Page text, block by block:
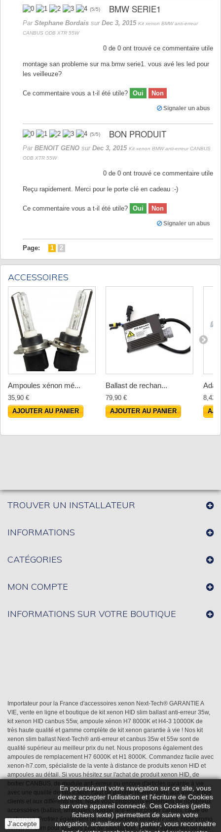
J'accepte
En poursuivant votre navigation sur ce site, vous
devez accepter l’utilisation et l'écriture de Cookies
sur votre appareil connecté. Ces Cookies (petits
fichiers texte) permettent de suivre votre
navigation, actualiser votre panier, vous reconnaitre
(5/5) BMW SERIE1
Par Stephane Bordais sur Dec 3, 2015 Kit xenon BMW anti-erreur
CANBUS ODB XTR 55W
0 de 0 ont trouvé ce commentaire utile
montage san probleme sur ma bmw serie1. vous avé les led pour
les veilleuze?
Ce commentaire vous a t-il été utile? Oui Non
Signaler un abus
(5/5) BON PRODUIT
Par BENOIT GENO sur Dec 3, 2015 Kit xenon BMW anti-erreur CANBUS
ODB XTR 55W
0 de 0 ont trouvé ce commentaire utile
Reçu rapidement. Merci pour le porte clé en cadeau :-)
Ce commentaire vous a t-il été utile? Oui Non
Signaler un abus
Page: 1 2
ACCESSOIRES
Ampoules xénon mé...
35,90 €
AJOUTER AU PANIER
Ballast de rechan...
79,90 €
AJOUTER AU PANIER
8,42 €
TROUVER UN INSTALLATEUR
INFORMATIONS
Importateur pour la France d'accessoires xenon Next-Tech® GARANTIE A
VIE, vente en ligne et boutique de kit xenon HID slim ballast anti-erreur 35w,
kit xenon HID canbus 55w, ampoule xénon H7 8000K et H4-3 10000K de
très haute qualité et gamme complète de kit xenon garantie à vie ! Nos kit
xenon slim ballast Next-Tech® anti-erreur et canbus 35w et 55w sont de
qualité supérieur au meilleur prix du net. Nous proposons également des
ampoules de remplacement H7 6000K et H1 8000K. Commandez facile avec
xenon-h7.com, spécialiste de la vente à distance de produits xenon HID et
ampoules au détail. Si vous hésitez sur l'achat de produit xenon HID, de
boitier CANBUS, de module anti-erreur ou encore d'articles garantie à vie
avec une qualité de fabrication haut de gamme référez-vous aux avis de nos
clients et aux différents tests. Nous vous proposons également de nombreux
accessoires (ballast, ampoules, module anti-erreur,boitier canbus, câble de
rechange). Profitez également de nos réductions xenon-h7.com, code promo
xenon-h7.com pour toujours plus de satisfaction. Profitez également de tous
CATÉGORIES
MON COMPTE
INFORMATIONS SUR VOTRE BOUTIQUE